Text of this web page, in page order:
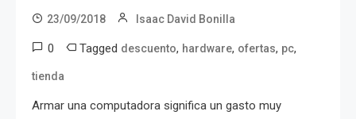
23/09/2018 Isaac David Bonilla
0 Tagged descuento, hardware, ofertas, pc,
tienda
Armar una computadora significa un gasto muy